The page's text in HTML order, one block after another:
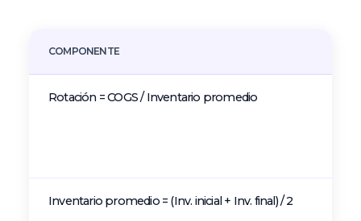
COMPONENTE
Rotación = COGS / Inventario promedio
Inventario promedio = (Inv. inicial + Inv. final) / 2